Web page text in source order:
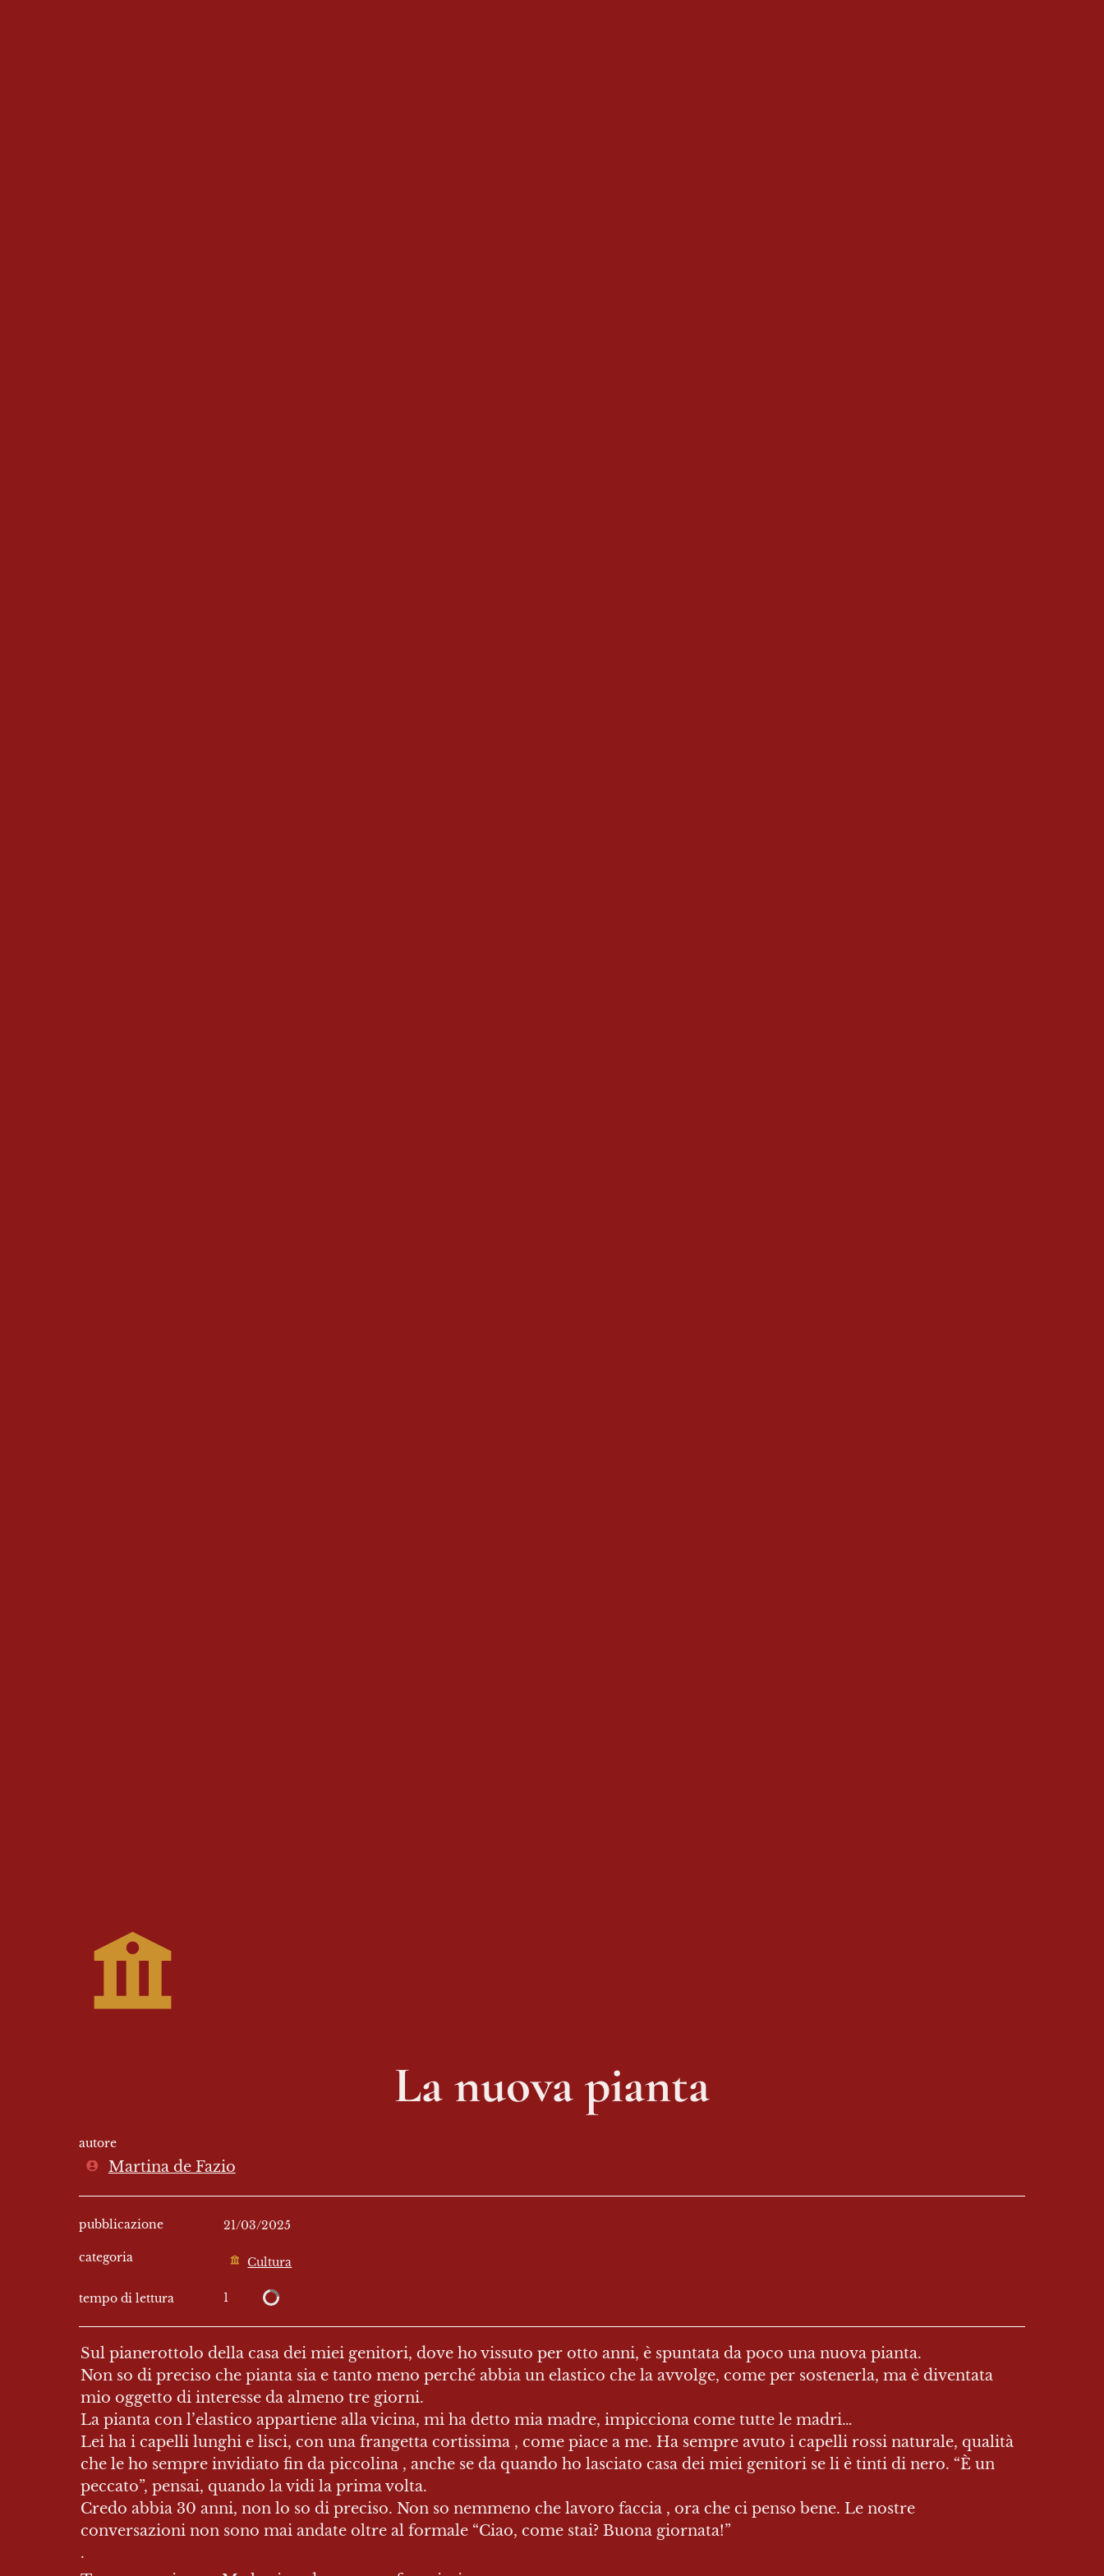
La nuova pianta
autore
Martina de Fazio
pubblicazione 21/03/2025
categoria Cultura
tempo di lettura 1
Sul pianerottolo della casa dei miei genitori, dove ho vissuto per otto anni, è spuntata da poco una nuova pianta.
Non so di preciso che pianta sia e tanto meno perché abbia un elastico che la avvolge, come per sostenerla, ma è diventata
mio oggetto di interesse da almeno tre giorni.
La pianta con l’elastico appartiene alla vicina, mi ha detto mia madre, impicciona come tutte le madri…
Lei ha i capelli lunghi e lisci, con una frangetta cortissima , come piace a me. Ha sempre avuto i capelli rossi naturale, qualità
che le ho sempre invidiato fin da piccolina , anche se da quando ho lasciato casa dei miei genitori se li è tinti di nero. “È un
peccato”, pensai, quando la vidi la prima volta.
Credo abbia 30 anni, non lo so di preciso. Non so nemmeno che lavoro faccia , ora che ci penso bene. Le nostre
conversazioni non sono mai andate oltre al formale “Ciao, come stai? Buona giornata!”